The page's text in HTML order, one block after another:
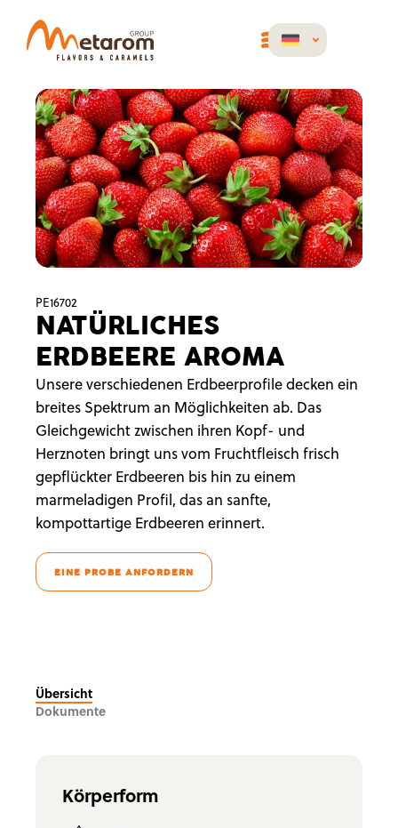
PE16702
NATÜRLICHES
ERDBEERE AROMA
Unsere verschiedenen Erdbeerprofile decken ein
breites Spektrum an Möglichkeiten ab. Das
Gleichgewicht zwischen ihren Kopf- und
Herznoten bringt uns vom Fruchtfleisch frisch
gepflückter Erdbeeren bis hin zu einem
marmeladigen Profil, das an sanfte,
kompottartige Erdbeeren erinnert.
EINE PROBE ANFORDERN
Übersicht
Dokumente
Körperform